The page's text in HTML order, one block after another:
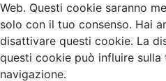
Web. Questi cookie saranno
solo con il tuo consenso. Hai
disattivare questi cookie. La
questi cookie può influire sulla
navigazione.